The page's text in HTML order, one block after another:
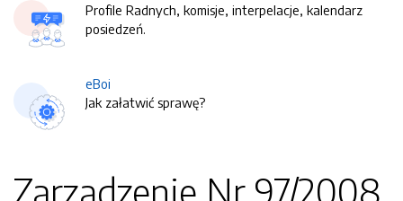
Profile Radnych, komisje, interpelacje, kalendarz
posiedzeń.
eBoi
Jak załatwić sprawę?
Zarządzenie Nr 97/2008